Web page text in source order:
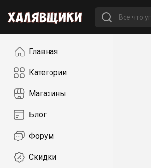
НавигацияГлавная
Категории
Магазины
Блог
Форум
Скидки